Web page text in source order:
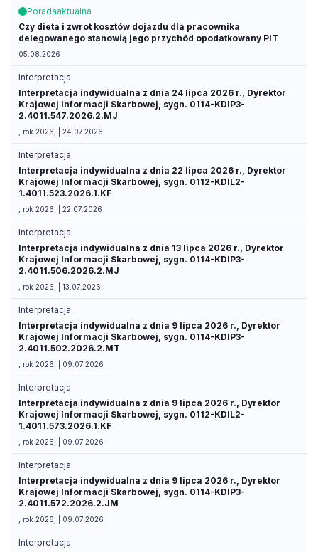
Poradaaktualna
Czy dieta i zwrot kosztów dojazdu dla pracownika
delegowanego stanowią jego przychód opodatkowany PIT
05.08.2026
Interpretacja
Interpretacja indywidualna z dnia 24 lipca 2026 r., Dyrektor
Krajowej Informacji Skarbowej, sygn. 0114-KDIP3-
2.4011.547.2026.2.MJ
, rok 2026, | 24.07.2026
Interpretacja
Interpretacja indywidualna z dnia 22 lipca 2026 r., Dyrektor
Krajowej Informacji Skarbowej, sygn. 0112-KDIL2-
1.4011.523.2026.1.KF
, rok 2026, | 22.07.2026
Interpretacja
Interpretacja indywidualna z dnia 13 lipca 2026 r., Dyrektor
Krajowej Informacji Skarbowej, sygn. 0114-KDIP3-
2.4011.506.2026.2.MJ
, rok 2026, | 13.07.2026
Interpretacja
Interpretacja indywidualna z dnia 9 lipca 2026 r., Dyrektor
Krajowej Informacji Skarbowej, sygn. 0114-KDIP3-
2.4011.502.2026.2.MT
, rok 2026, | 09.07.2026
Interpretacja
Interpretacja indywidualna z dnia 9 lipca 2026 r., Dyrektor
Krajowej Informacji Skarbowej, sygn. 0112-KDIL2-
1.4011.573.2026.1.KF
, rok 2026, | 09.07.2026
Interpretacja
Interpretacja indywidualna z dnia 9 lipca 2026 r., Dyrektor
Krajowej Informacji Skarbowej, sygn. 0114-KDIP3-
2.4011.572.2026.2.JM
, rok 2026, | 09.07.2026
Interpretacja